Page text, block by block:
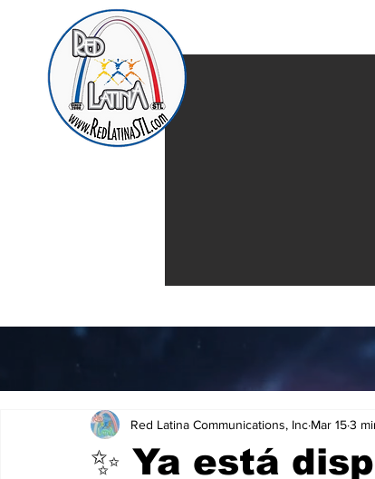
✨ Ya está
Red Latina Communications, Inc Mar 153